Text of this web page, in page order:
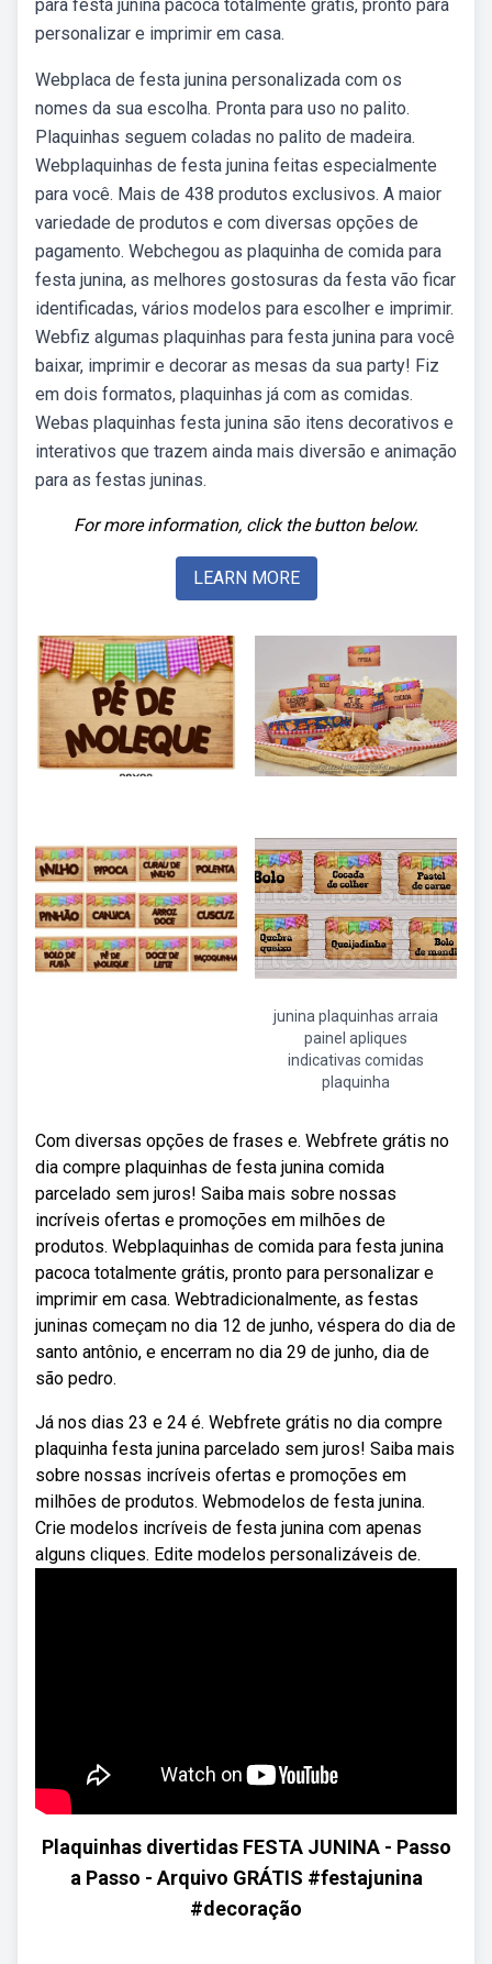
para festa junina pacoca totalmente grátis, pronto para
personalizar e imprimir em casa.
Webplaca de festa junina personalizada com os
nomes da sua escolha. Pronta para uso no palito.
Plaquinhas seguem coladas no palito de madeira.
Webplaquinhas de festa junina feitas especialmente
para você. Mais de 438 produtos exclusivos. A maior
variedade de produtos e com diversas opções de
pagamento. Webchegou as plaquinha de comida para
festa junina, as melhores gostosuras da festa vão ficar
identificadas, vários modelos para escolher e imprimir.
Webfiz algumas plaquinhas para festa junina para você
baixar, imprimir e decorar as mesas da sua party! Fiz
em dois formatos, plaquinhas já com as comidas.
Webas plaquinhas festa junina são itens decorativos e
interativos que trazem ainda mais diversão e animação
para as festas juninas.
For more information, click the button below.
LEARN MORE
junina plaquinhas arraia
painel apliques
indicativas comidas
plaquinha
Com diversas opções de frases e. Webfrete grátis no
dia compre plaquinhas de festa junina comida
parcelado sem juros! Saiba mais sobre nossas
incríveis ofertas e promoções em milhões de
produtos. Webplaquinhas de comida para festa junina
pacoca totalmente grátis, pronto para personalizar e
imprimir em casa. Webtradicionalmente, as festas
juninas começam no dia 12 de junho, véspera do dia de
santo antônio, e encerram no dia 29 de junho, dia de
são pedro.
Já nos dias 23 e 24 é. Webfrete grátis no dia compre
plaquinha festa junina parcelado sem juros! Saiba mais
sobre nossas incríveis ofertas e promoções em
milhões de produtos. Webmodelos de festa junina.
Crie modelos incríveis de festa junina com apenas
alguns cliques. Edite modelos personalizáveis de.
Plaquinhas divertidas FESTA JUNINA - Passo
a Passo - Arquivo GRÁTIS #festajunina
#decoração